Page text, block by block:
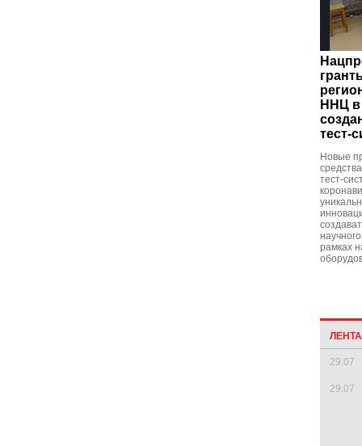
ННЦ в
тест-
Новые
тест-
рамках
29.07
29.07